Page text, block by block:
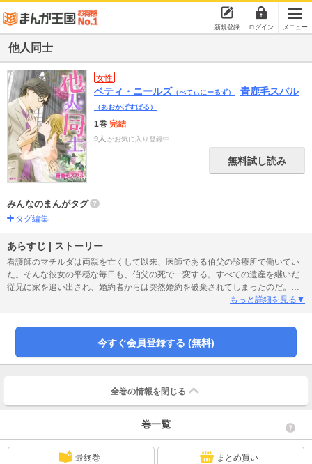
新規登録 ログイン メニュー
他人同士
女性
ベティ・ニールズ （べてぃにーるず） 青鹿毛スバル
（あおかげすばる）
1巻 完結
9人 がお気に入り登録中
無料試し読み
みんなのまんがタグ
タグ編集
あらすじ | ストーリー
看護師のマチルダは両親を亡くして以来、医師である伯父の診療所で働いてい
た。そんな彼女の平穏な毎日も、伯父の死で一変する。すべての遺産を継いだ
従兄に家を追い出され、婚約者からは突然婚約を破棄されてしまったのだ。そ
の後、老人看護の職に就くが過酷な労働で倒れてしまう。そんな彼女に救いの
から突然プロポーズされ、マチルダはとまどった。私たちはお互い知らない、
もっと詳細を見る▼
今すぐ会員登録する (無料)
全巻の情報を 閉じる
巻一覧
最終巻 まとめ買い